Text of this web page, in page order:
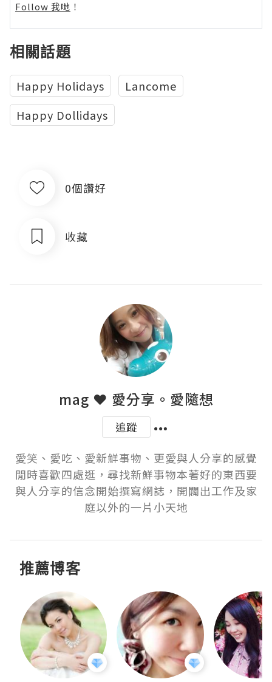
Follow 我哋 ！
相關話題
Happy Holidays
Lancome
Happy Dollidays
0個讚好
收藏
mag ❤ 愛分享。愛隨想
追蹤
愛笑、愛吃、愛新鮮事物、更愛與人分享的感覺
閒時喜歡四處逛，尋找新鮮事物本著好的東西要
與人分享的信念開始撰寫網誌，開闢出工作及家
庭以外的一片小天地
推薦博客